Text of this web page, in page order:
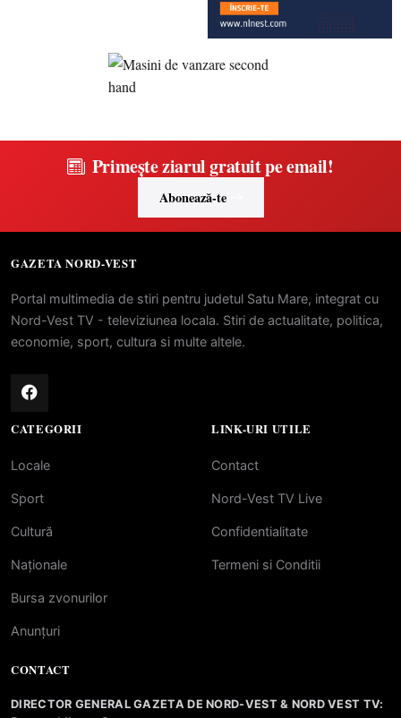
Primește ziarul gratuit pe email!
Abonează-te
GAZETA NORD-VEST
Portal multimedia de stiri pentru judetul Satu Mare, integrat cu
Nord-Vest TV - televiziunea locala. Stiri de actualitate, politica,
economie, sport, cultura si multe altele.
CATEGORII
Locale
Sport
Cultură
Naționale
Bursa zvonurilor
Anunțuri
LINK-URI UTILE
Contact
Nord-Vest TV Live
Confidentialitate
Termeni si Conditii
CONTACT
DIRECTOR GENERAL GAZETA DE NORD-VEST & NORD VEST TV: